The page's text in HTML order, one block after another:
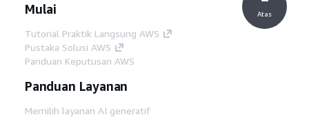
Mulai
Tutorial Praktik Langsung AWS
Pustaka Solusi AWS
Panduan Keputusan AWS
Panduan Layanan
Memilih layanan AI generatif
Atas